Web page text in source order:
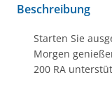
Beschreibung
Starten Sie
Morgen
200 RA